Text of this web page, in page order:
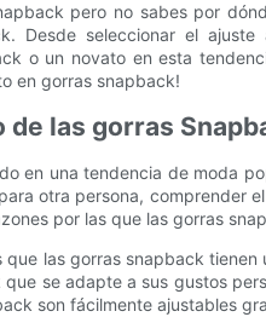
pero no sabes por
Desde seleccionar el
o un novato en esta
en gorras snapback!
las gorras
en una tendencia de moda
otra persona, comprender
por las que las gorras
las gorras snapback
se adapte a sus gustos
son fácilmente ajustables